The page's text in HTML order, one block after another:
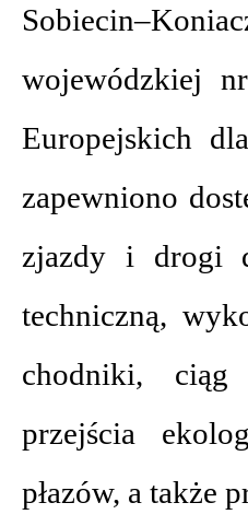
wojewódzkiej
Europejskich
zapewniono
zjazdy i drogi
techniczną,
chodniki, ciąg
przejścia
płazów, a także